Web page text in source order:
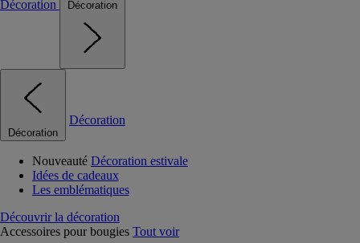
Décoration Décoration
Décoration
Décoration
Nouveauté Décoration estivale
Idées de cadeaux
Les emblématiques
Découvrir la décoration
Accessoires pour bougies Tout voir